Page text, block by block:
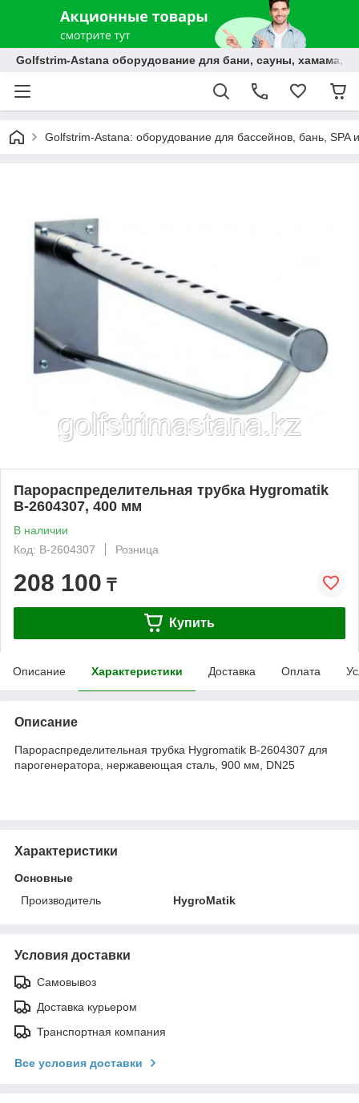
Golfstrim-Astana оборудование для бани, сауны, хамама,
Golfstrim-Astana: оборудование для бассейнов, бань, SPA
Парораспределительная трубка Hygromatik
B-2604307, 400 мм
В наличии
Код: B-2604307
Розница
208 100 ₸
Купить
Описание Характеристики Доставка Оплата
Описание
Парораспределительная трубка Hygromatik B-2604307 для
парогенератора, нержавеющая сталь, 900 мм, DN25
Характеристики
Основные
Производитель
HygroMatik
Условия доставки
Самовывоз
Доставка курьером
Транспортная компания
Все условия доставки